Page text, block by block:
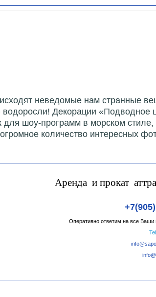
неведомые нам странные
Декорации «Подводное
для шоу-программ в морском
количество интересных
Аренда и прокат
Оперативно ответим на все